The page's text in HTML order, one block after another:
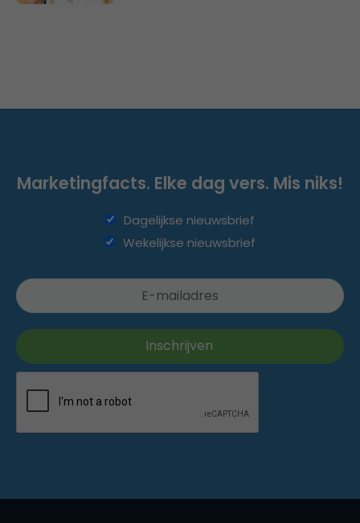
Marketingfacts. Elke dag vers. Mis niks!
Dagelijkse nieuwsbrief
Wekelijkse nieuwsbrief